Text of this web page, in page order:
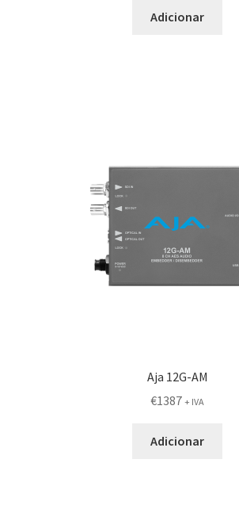
Adicionar
Aja 12G-AM
€1387 + IVA
Adicionar